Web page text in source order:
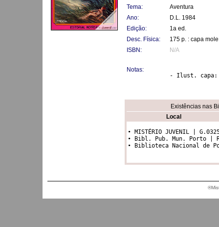
Tema:
Aventura
Ano:
D.L. 1984
Edição:
1a ed.
Desc. Física:
175 p. : capa
ISBN:
N/A
Notas:
- Ilust. capa:
Existências nas
Local
• MISTÉRIO JUVENIL |
• Bibl. Pub. Mun. Porto |